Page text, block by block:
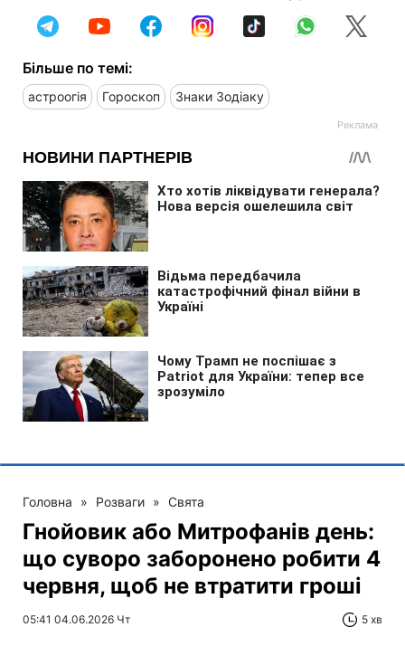
Більше по темі:
астроогія Гороскоп Знаки Зодіаку
Головна » Розваги » Свята
Гнойовик або Митрофанів день:
що суворо заборонено робити 4
червня, щоб не втратити гроші
05:41 04.06.2026 Чт 5 хв